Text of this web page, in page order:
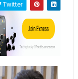
Twitter